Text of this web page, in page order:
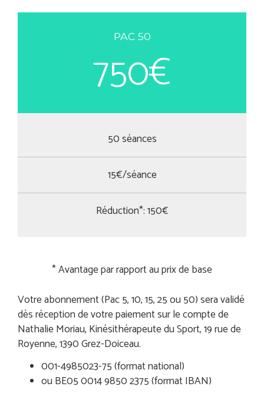
PAC 50
750€
50 séances
15€/séance
Réduction*: 150€
* Avantage par rapport au prix de base
Votre abonnement (Pac 5, 10, 15, 25 ou 50) sera validé
dès réception de votre paiement sur le compte de
Nathalie Moriau, Kinésithérapeute du Sport, 19 rue de
Royenne, 1390 Grez-Doiceau.
001-4985023-75 (format national)
ou BE05 0014 9850 2375 (format IBAN)